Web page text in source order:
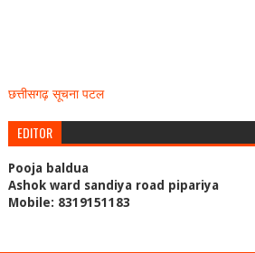
छत्तीसगढ़ सूचना पटल
EDITOR
Pooja baldua
Ashok ward sandiya road pipariya
Mobile: 8319151183